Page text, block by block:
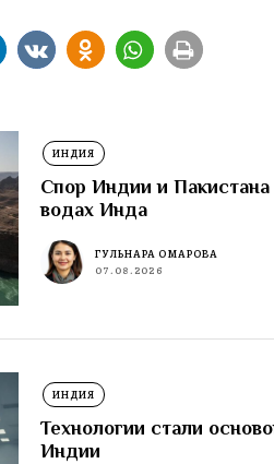
ИНДИЯ
Спор Индии и Пакистана
водах Инда
ГУЛЬНАРА ОМАРОВА
07.08.2026
ИНДИЯ
Технологии стали
Индии